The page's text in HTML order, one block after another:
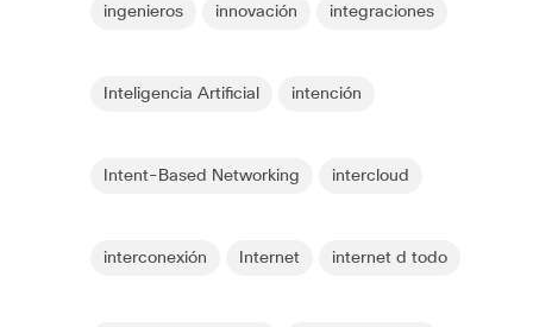
ingenieros innovación integraciones
Inteligencia Artificial intención
Intent-Based Networking intercloud
interconexión Internet internet d todo